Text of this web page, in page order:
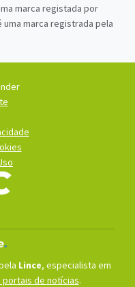
marca registada por
uma marca registrada pela
Lince, especialista em
portais de notícias.